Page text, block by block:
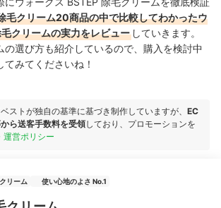
毛クリーム20商品の中で比較してわかったウ
クリームの実力をレビュー していきます。
の選び方も紹介しているので、購入を検討中
みてくださいね！
ストが独自の基準に基づき制作していますが、 EC
ら送客手数料を受領しており、プロモーションを
運営ポリシー
リーム 使い心地のよさ No.1